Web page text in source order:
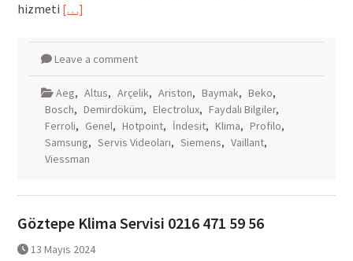
hizmeti […]
Leave a comment
Aeg, Altus, Arçelik, Ariston, Baymak, Beko,
Bosch, Demirdöküm, Electrolux, Faydalı Bilgiler,
Ferroli, Genel, Hotpoint, İndesit, Klima, Profilo,
Samsung, Servis Videoları, Siemens, Vaillant,
Viessman
Göztepe Klima Servisi 0216 471 59 56
13 Mayıs 2024